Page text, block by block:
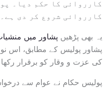
کارروائی کا حکم دیا۔
کارروائی شروع کر دی ہے۔
یہ بھی پڑھیں پشاور میں
پشاور پولیس کے مطابق، اس
کی عزت و وقار کو برقرار
پولیس حکام نے عوام سے